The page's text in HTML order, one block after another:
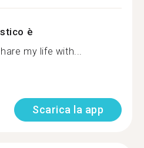
è
my life with...
Scarica la app